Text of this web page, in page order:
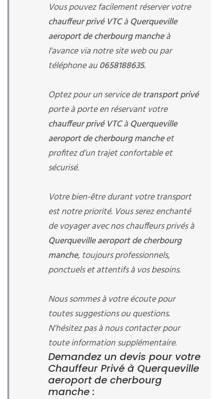
Vous pouvez facilement réserver votre
chauffeur privé VTCàQuerqueville
aeroport de cherbourg mancheà
l'avance via notre site web ou par
téléphone au0658188635.
Optez pour un service detransport privé
porte à porte en réservant votre
chauffeur privé VTCàQuerqueville
aeroport de cherbourg mancheet
profitez d’un trajet confortable et
sécurisé.
Votre bien-être durant votre transport
est notre priorité. Vous serez enchanté
de voyager avec nos chauffeurs privés à
Querqueville aeroport de cherbourg
manche, toujours professionnels,
ponctuels et attentifs à vos besoins.
Nous sommes à votre écoute pour
toutes suggestions ou questions.
N'hésitez pas à nous contacter pour
toute information supplémentaire.
Demandez un devis pour votre
Chauffeur Privé à Querqueville
aeroport de cherbourg
manche :